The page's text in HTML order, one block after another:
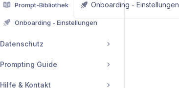
Prompt-Bibliothek
Onboarding - Einstellungen
Datenschutz
Prompting Guide
Hilfe & Kontakt
Onboarding - Einstellungen